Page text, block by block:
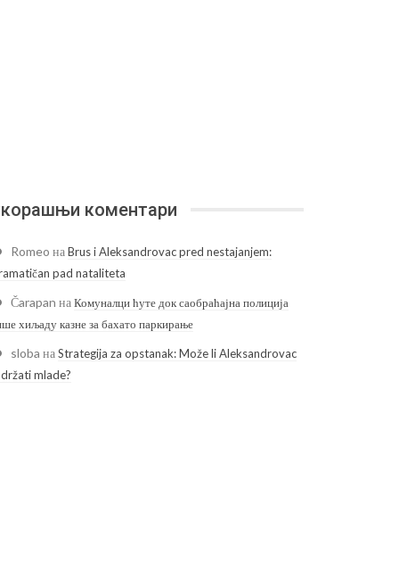
коментари
Romeo наBrus i Aleksandrovac pred nestajanjem:
pad nataliteta
Čarapan наКомуналци ћуте док саобраћајна полиција
хиљаду казне за бахато паркирање
sloba наStrategija za opstanak: Može li Aleksandrovac
mlade?